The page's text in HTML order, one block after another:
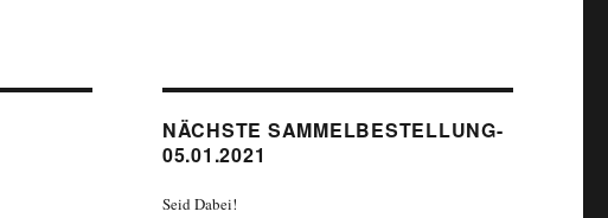
NÄCHSTE SAMMELBESTELLUNG-
05.01.2021
Seid Dabei!